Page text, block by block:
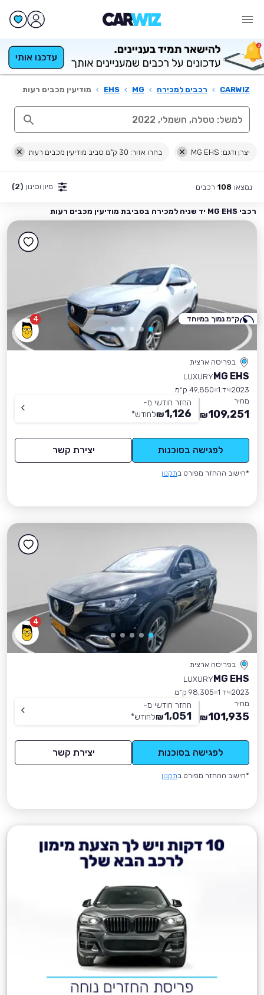
CARWIZ
› רכבים למכירה ›
MG
›
EHS
› מודיעין מכבים רעות
יצרן ודגם: MG EHS בחרו אזור: 30 ק"מ סביב מודיעין מכבים רעות
נמצאו 108 רכבים מיון וסינון (2)
רכבי MG EHS יד שניה למכירה בסביבת מודיעין מכבים רעות
4
בפריסה ארצית
MG EHS
LUXURY
2023 יד 1
49,850 ק״מ
מחיר
109,251
₪
החזר חודשי מ-
1,126
₪לחודש*
לפגישה בסוכנות יצירת קשר
*חישוב ההחזר מפורט בתקנון
ק״מ נמוך במיוחד
4
בפריסה ארצית
MG EHS
LUXURY
2023 יד 1
98,305 ק״מ
מחיר
101,935
₪
החזר חודשי מ-
1,051
₪לחודש*
לפגישה בסוכנות יצירת קשר
*חישוב ההחזר מפורט בתקנון